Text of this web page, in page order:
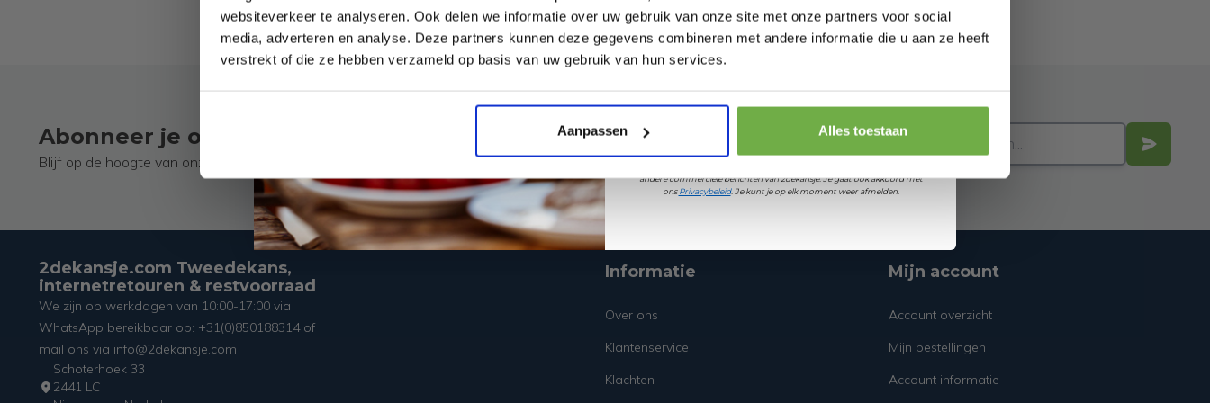
websiteverkeer te analyseren. Ook delen we informatie over uw gebruik van onze site met onze partners voor social
media, adverteren en analyse. Deze partners kunnen deze gegevens combineren met andere informatie die u aan ze heeft
verstrekt of die ze hebben verzameld op basis van uw gebruik van hun services.
Aanpassen Alles toestaan
Abonneer je op onze nieuwsbrief
Blijf op de hoogte van onze laatste acties!
2dekansje.com Tweedekans,
internetretouren & restvoorraad
We zijn op werkdagen van 10:00-17:00 via
WhatsApp bereikbaar op: +31(0)850188314 of
mail ons via info@2dekansje.com
Schoterhoek 33
2441 LC
Informatie
Over ons
Klantenservice
Klachten
Mijn account
Account overzicht
Mijn bestellingen
Account informatie
Laat ons weten wanneer je jarig bent
Pak € 5,- korting
andere commerciële berichten van 2dekansje. Je gaat ook akkoord met
onsPrivacybeleid. Je kunt je op elk moment weer afmelden.